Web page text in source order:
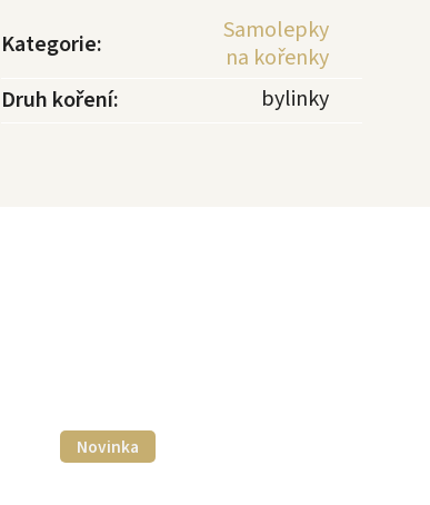
Kategorie:
Samolepky
na kořenky
Druh koření: bylinky
Novinka